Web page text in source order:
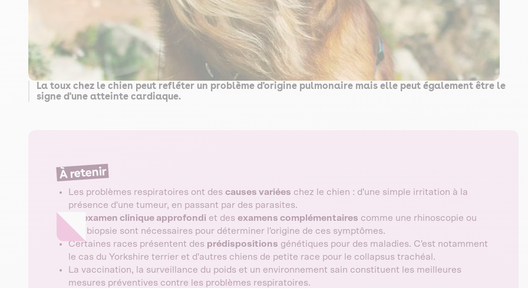
La toux chez le chien peut refléter un problème d'origine pulmonaire mais elle peut également être le
signe d'une atteinte cardiaque.
À retenir
Les problèmes respiratoires ont des causes variées chez le chien : d'une simple irritation à la
présence d'une tumeur, en passant par des parasites.
examen clinique approfondi et des examens complémentaires comme une rhinoscopie ou
une biopsie sont nécessaires pour déterminer l'origine de ces symptômes.
Certaines races présentent des prédispositions génétiques pour des maladies. C'est notamment
le cas du Yorkshire terrier et d'autres chiens de petite race pour le collapsus trachéal.
La vaccination, la surveillance du poids et un environnement sain constituent les meilleures
mesures préventives contre les problèmes respiratoires.